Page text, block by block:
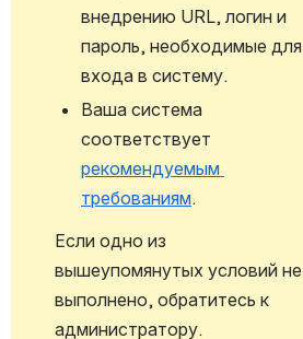
внедрению URL, логин и
пароль, необходимые для
входа в систему.
Ваша система
рекомендуемым
требованиям.
Если одно из
вышеупомянутых условий не
выполнено, обратитесь к
администратору.